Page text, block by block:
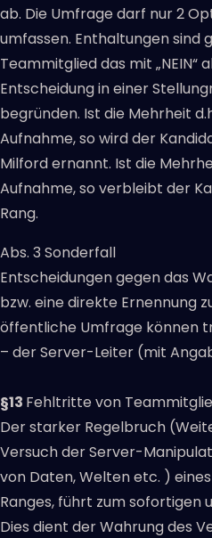
ab. Die Umfrage darf nur 2
umfassen. Enthaltungen sind
Teammitglied das mit „NEIN“
Entscheidung in einer
begründen. Ist die Mehrheit
Aufnahme, so wird der
Milford ernannt. Ist die
Aufnahme, so verbleibt der
Rang.
Abs. 3 Sonderfall
Entscheidungen gegen das
bzw. eine direkte Ernennung
öffentliche Umfrage können
– der Server-Leiter (mit
§13 Fehltritte von
Der starker Regelbruch
Versuch der Server-
von Daten, Welten etc. )
Ranges, führt zum sofortigen
Dies dient der Wahrung des